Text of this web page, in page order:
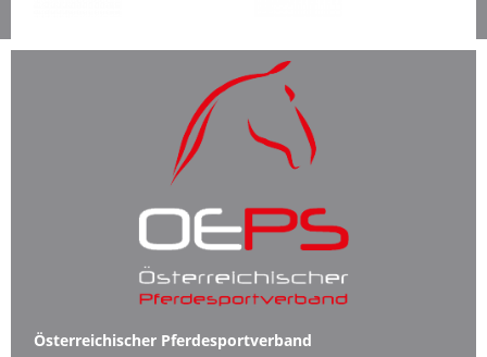
Österreichischer Pferdesportverband